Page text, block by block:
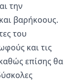
την
βαρήκοους.
του
και τις
επίσης θα